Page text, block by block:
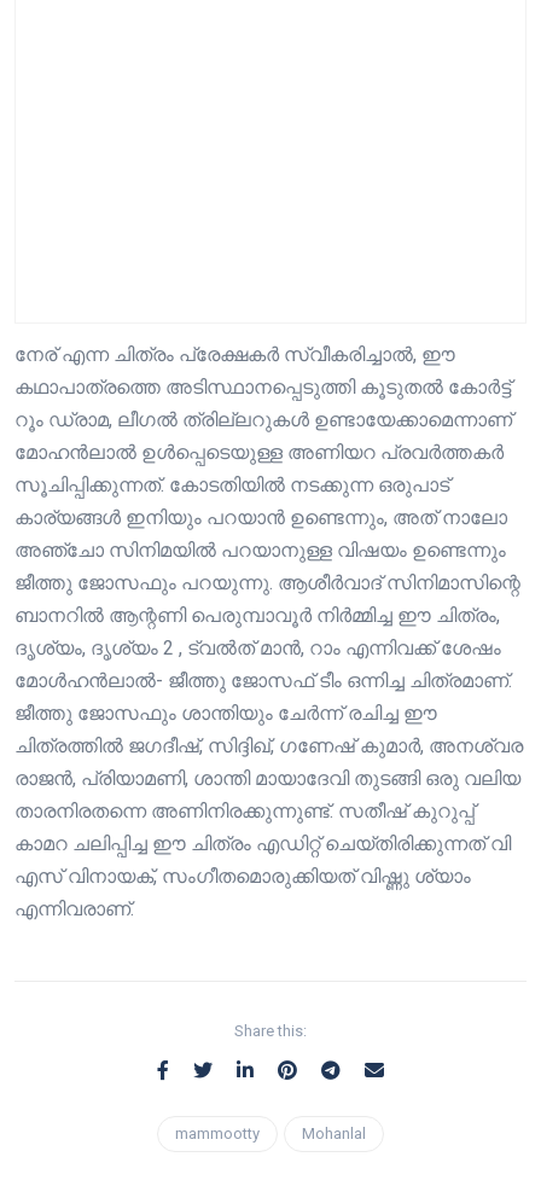
നേര് എന്ന ചിത്രം പ്രേക്ഷകർ സ്വീകരിച്ചാൽ, ഈ
കഥാപാത്രത്തെ അടിസ്ഥാനപ്പെടുത്തി കൂടുതൽ കോർട്ട്
റൂം ഡ്രാമ, ലീഗൽ ത്രില്ലറുകൾ ഉണ്ടായേക്കാമെന്നാണ്
മോഹൻലാൽ ഉൾപ്പെടെയുള്ള അണിയറ പ്രവർത്തകർ
സൂചിപ്പിക്കുന്നത്. കോടതിയിൽ നടക്കുന്ന ഒരുപാട്
കാര്യങ്ങൾ ഇനിയും പറയാൻ ഉണ്ടെന്നും, അത് നാലോ
അഞ്ചോ സിനിമയിൽ പറയാനുള്ള വിഷയം ഉണ്ടെന്നും
ജീത്തു ജോസഫും പറയുന്നു. ആശീർവാദ് സിനിമാസിന്റെ
ബാനറിൽ ആന്റണി പെരുമ്പാവൂർ നിർമ്മിച്ച ഈ ചിത്രം,
ദൃശ്യം, ദൃശ്യം 2 , ട്വൽത് മാൻ, റാം എന്നിവക്ക് ശേഷം
മോൾഹൻലാൽ- ജീത്തു ജോസഫ് ടീം ഒന്നിച്ച ചിത്രമാണ്.
ജീത്തു ജോസഫും ശാന്തിയും ചേർന്ന് രചിച്ച ഈ
ചിത്രത്തിൽ ജഗദീഷ്, സിദ്ദിഖ്, ഗണേഷ് കുമാർ, അനശ്വര
രാജൻ, പ്രിയാമണി, ശാന്തി മായാദേവി തുടങ്ങി ഒരു വലിയ
താരനിരതന്നെ അണിനിരക്കുന്നുണ്ട്. സതീഷ് കുറുപ്പ്
കാമറ ചലിപ്പിച്ച ഈ ചിത്രം എഡിറ്റ് ചെയ്തിരിക്കുന്നത് വി
എസ് വിനായക്, സംഗീതമൊരുക്കിയത് വിഷ്ണു ശ്യാം
എന്നിവരാണ്.
Share this:
mammootty Mohanlal